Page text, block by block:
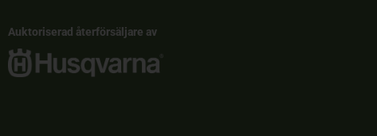
Auktoriserad återförsäljare av